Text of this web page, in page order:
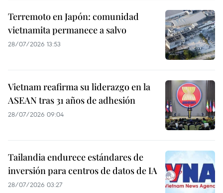
Terremoto en Japón: comunidad
vietnamita permanece a salvo
28/07/2026 13:53
Vietnam reafirma su liderazgo en la
ASEAN tras 31 años de adhesión
28/07/2026 09:04
Tailandia endurece estándares de
inversión para centros de datos de IA
28/07/2026 03:27